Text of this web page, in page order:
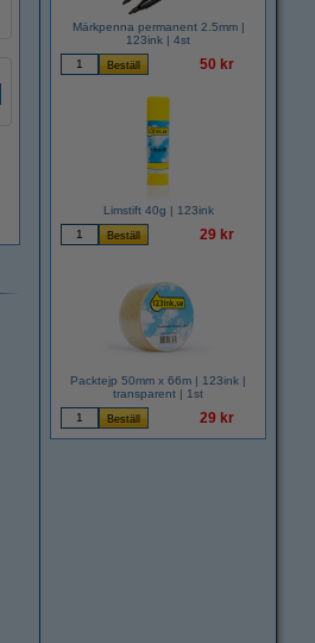
Märkpenna permanent 2.5mm |
123ink | 4st
50 kr
Limstift 40g | 123ink
29 kr
Packtejp 50mm x 66m | 123ink |
transparent | 1st
29 kr